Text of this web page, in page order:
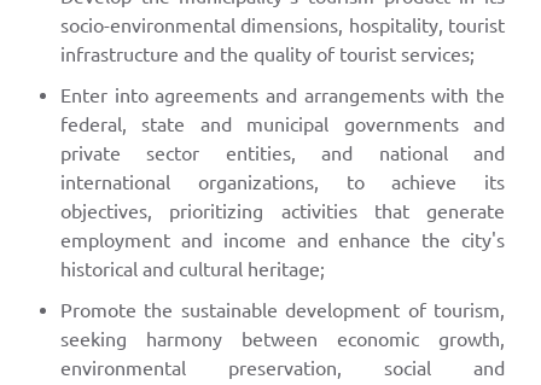
socio-environmental dimensions, hospitality, tourist
infrastructure and the quality of tourist services;
Enter into agreements and arrangements with the
federal, state and municipal governments and
private sector entities, and national and
international organizations, to achieve its
objectives, prioritizing activities that generate
employment and income and enhance the city's
historical and cultural heritage;
Promote the sustainable development of tourism,
seeking harmony between economic growth,
environmental preservation, social and